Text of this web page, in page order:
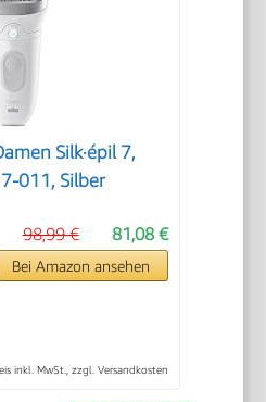
Silk·épil 7,
011, Silber
81,08 €
98,99 €
Bei Amazon ansehen
inkl. MwSt., zzgl. Versandkosten